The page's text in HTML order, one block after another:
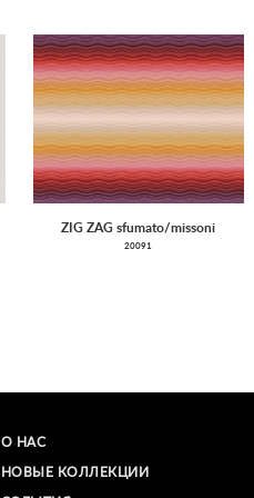
ZIG ZAG sfumato/missoni
20091
О НАС
НОВЫЕ КОЛЛЕКЦИИ